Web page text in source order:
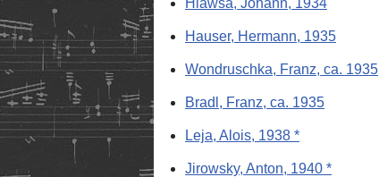
Hlawsa, Johann, 1934
Hauser, Hermann, 1935
Wondruschka, Franz, ca. 1935
Bradl, Franz, ca. 1935
Leja, Alois, 1938 *
Jirowsky, Anton, 1940 *